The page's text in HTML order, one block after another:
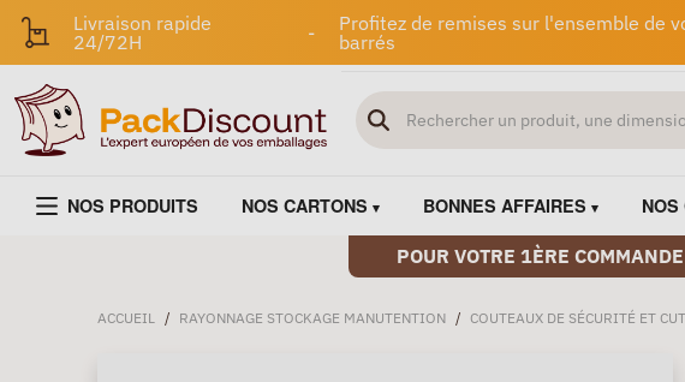
Livraison rapide
24/72H
-
Profitez de remises sur l'ensemble de
barrés
NOS PRODUITS NOS CARTONS BONNES AFFAIRES NOS
POUR VOTRE 1ÈRE
ACCUEIL / RAYONNAGE STOCKAGE MANUTENTION / COUTEAUX DE SÉCURITÉ ET